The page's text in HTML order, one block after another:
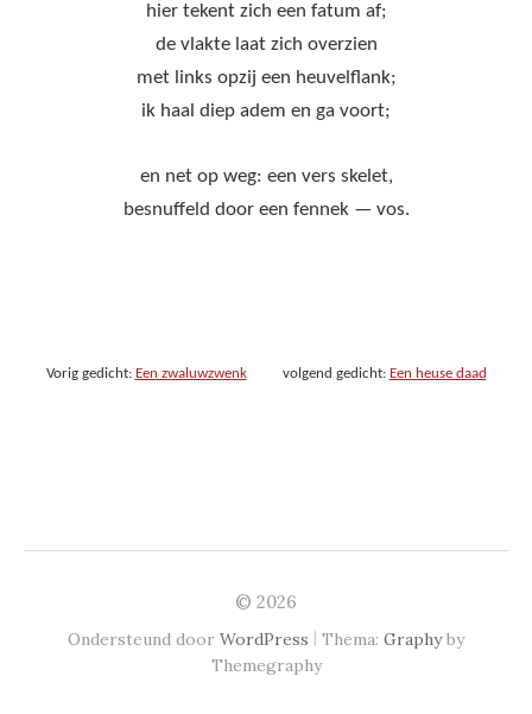
hier tekent zich een fatum af;
de vlakte laat zich overzien
met links opzij een heuvelflank;
ik haal diep adem en ga voort;
en net op weg: een vers skelet,
besnuffeld door een fennek — vos.
Vorig gedicht: Een zwaluwzwenkvolgend gedicht: Een heuse daad
© 2026
Ondersteund door WordPress | Thema: Graphyby
Themegraphy